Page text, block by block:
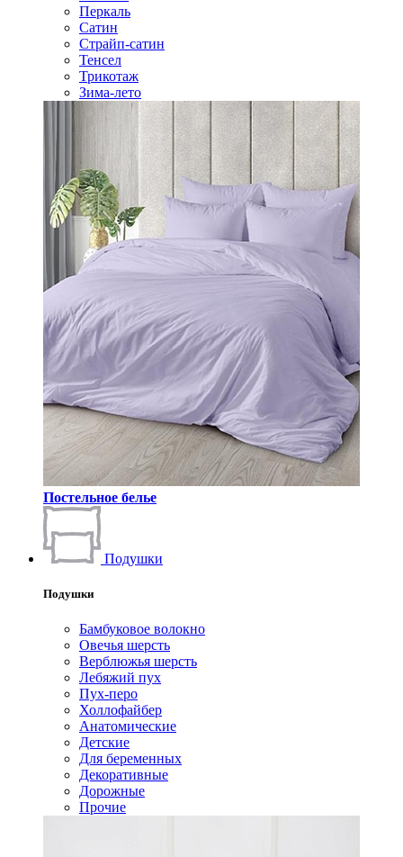
Перкаль
Сатин
Страйп-сатин
Тенсел
Трикотаж
Зима-лето
Постельное белье
Подушки
Подушки
Бамбуковое волокно
Овечья шерсть
Верблюжья шерсть
Лебяжий пух
Пух-перо
Холлофайбер
Анатомические
Детские
Для беременных
Декоративные
Дорожные
Прочие